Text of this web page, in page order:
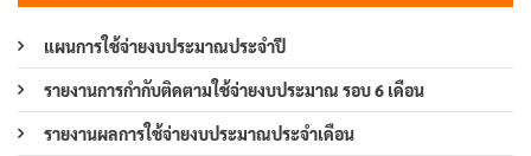
แผนการใช้จ่ายงบประมาณประจำปี
รายงานการกำกับติดตามใช้จ่ายงบประมาณ รอบ 6 เดือน
รายงานผลการใช้จ่ายงบประมาณประจำเดือน